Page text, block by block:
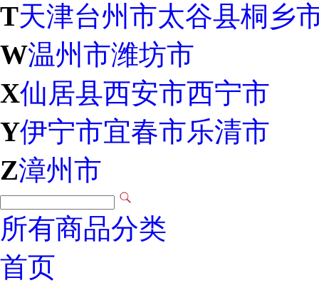
T天津台州市太谷县桐乡
W温州市潍坊市
X仙居县西安市西宁市
Y伊宁市宜春市乐清市
Z漳州市
所有商品分类
首页